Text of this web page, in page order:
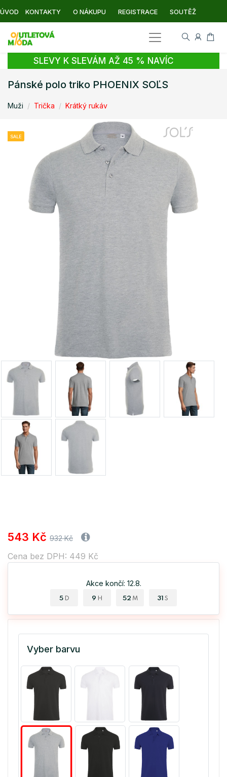
ÚVOD KONTAKTY O NÁKUPU REGISTRACE SOUTĚŽ
SLEVY K SLEVÁM AŽ 45 % NAVÍC
Pánské polo triko PHOENIX SOĽS
Muži Trička Krátký rukáv
SALE
543 Kč 932 Kč
Cena bez DPH: 449 Kč
Akce končí: 12.8.
5 D 9 H 52 M 30S
Vyber barvu